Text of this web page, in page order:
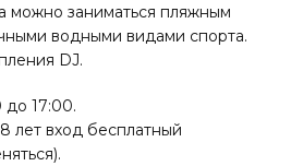
можно заниматься пляжным
водными видами спорта.
DJ.
до 17:00.
лет вход бесплатный